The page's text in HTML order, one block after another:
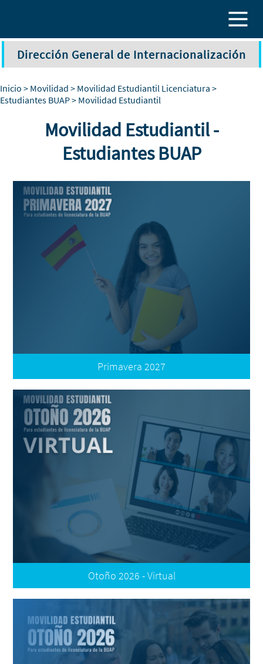
Dirección General de Internacionalización
Inicio > Movilidad > Movilidad Estudiantil Licenciatura >
Estudiantes BUAP> Movilidad Estudiantil
Movilidad Estudiantil -
Estudiantes BUAP
Convocatoria
Oferta Nacional e Internacional
Plataforma de Registro
Primavera 2027
Convocatoria
Plataforma de Registro
Otoño 2026 - Virtual